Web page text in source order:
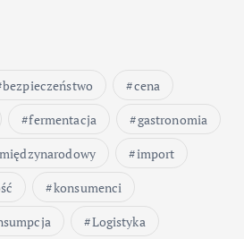
bezpieczeństwo
cena
fermentacja
gastronomia
import
konsumenci
Logistyka